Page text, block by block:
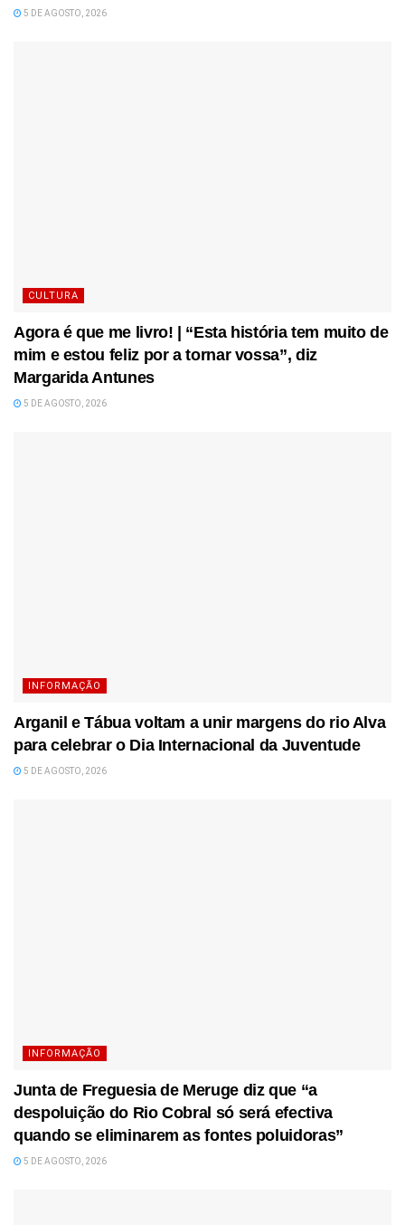
5 DE AGOSTO, 2026
CULTURA
Agora é que me livro! | “Esta história tem muito de
mim e estou feliz por a tornar vossa”, diz
Margarida Antunes
5 DE AGOSTO, 2026
INFORMAÇÃO
Arganil e Tábua voltam a unir margens do rio Alva
para celebrar o Dia Internacional da Juventude
5 DE AGOSTO, 2026
INFORMAÇÃO
Junta de Freguesia de Meruge diz que “a
despoluição do Rio Cobral só será efectiva
quando se eliminarem as fontes poluidoras”
5 DE AGOSTO, 2026